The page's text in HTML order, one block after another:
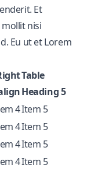
Et
nisi
Eu ut et Lorem
Table
Heading 5
4Item 5
4Item 5
4Item 5
4Item 5